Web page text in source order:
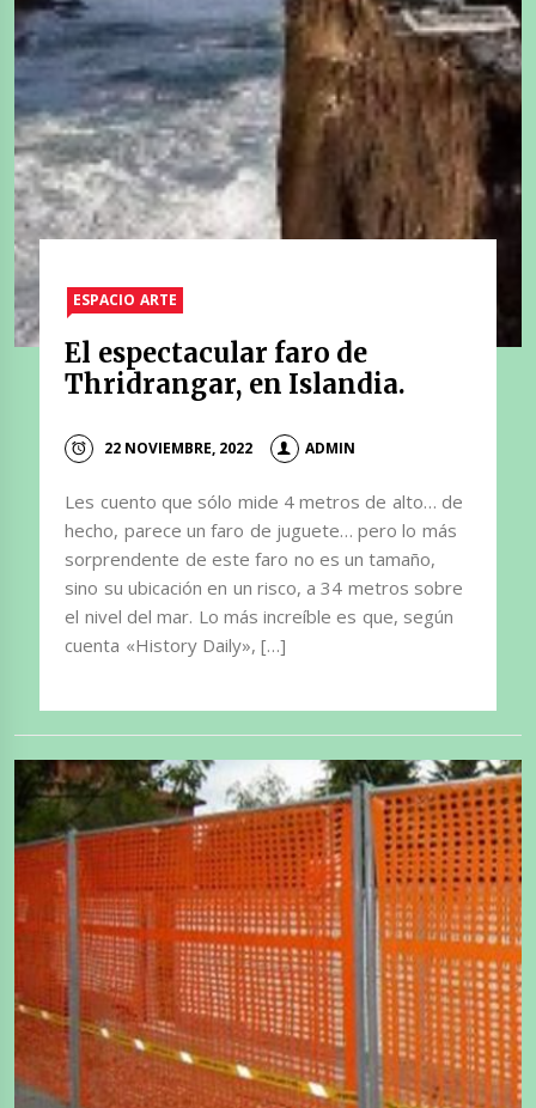
ESPACIO ARTE
El espectacular faro de
Thridrangar, en Islandia.
22 NOVIEMBRE, 2022 ADMIN
Les cuento que sólo mide 4 metros de alto… de
hecho, parece un faro de juguete… pero lo más
sorprendente de este faro no es un tamaño,
sino su ubicación en un risco, a 34 metros sobre
el nivel del mar. Lo más increíble es que, según
cuenta «History Daily», […]